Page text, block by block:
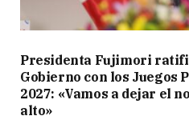
Presidenta Fujimori
Gobierno con los Juegos
2027: «Vamos a dejar el
alto»